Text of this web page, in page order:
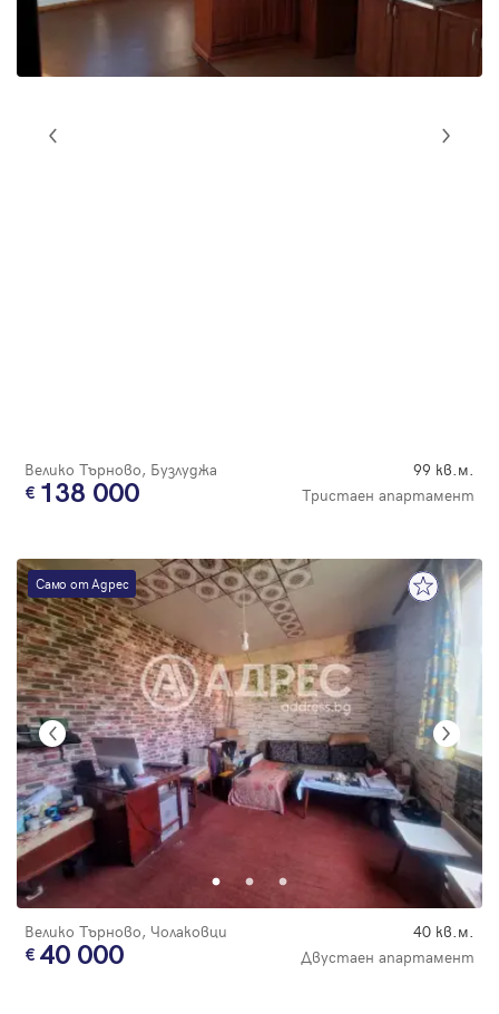
Велико Търново, Бузлуджа 99 кв.м.
138 000 Тристаен апартамент
Само от Адрес
Велико Търново, Чолаковци 40 кв.м.
40 000 Двустаен апартамент
Парола